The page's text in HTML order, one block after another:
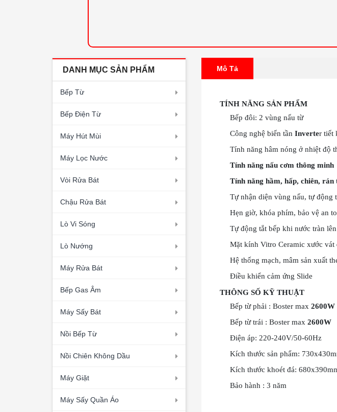
DANH MỤC SẢN PHẨM
Bếp Từ
Bếp Điện Từ
Máy Hút Mùi
Máy Lọc Nước
Vòi Rửa Bát
Chậu Rửa Bát
Lò Vi Sóng
Lò Nướng
Máy Rửa Bát
Bếp Gas Âm
Máy Sấy Bát
Nồi Bếp Từ
Nồi Chiên Không Dầu
Máy Giặt
Máy Sấy Quần Áo
Mô Tả
TÍNH NĂNG SẢN PHẨM
Bếp đôi: 2 vùng nấu từ
Công nghệ biến tần Inverter tiết
Tính năng hâm nóng ở nhiệt độ
Tính năng nấu cơm thông minh
Tính năng hầm, hấp, chiên, rán
Tự nhận diện vùng nấu, tự động
Hẹn giờ, khóa phím, bảo vệ an
Tự động tắt bếp khi nước tràn
Mặt kính Vitro Ceramic xước vát
Hệ thống mạch, mâm sản xuất
Điều khiển cảm ứng Slide
THÔNG SỐ KỸ THUẬT
Bếp từ phải : Boster max 2600W
Bếp từ trái : Boster max 2600W
Điện áp: 220-240V/50-60Hz
Kích thước sản phẩm:
Kích thước khoét đá:
Bảo hành : 3 năm